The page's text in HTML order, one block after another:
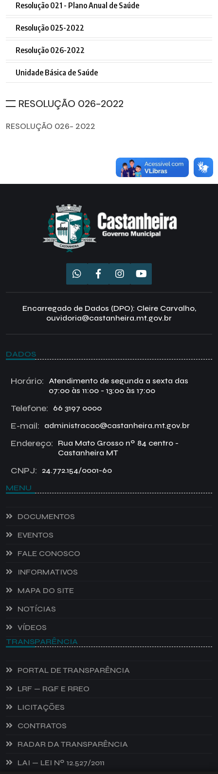
Resolução 021 - Plano Anual de Saúde
Resolução 025-2022
Resolução 026-2022
Unidade Básica de Saúde
RESOLUÇÃO 026-2022
RESOLUÇÃO 026- 2022
Encarregado de Dados (DPO): Cleire Carvalho,
ouvidoria@castanheira.mt.gov.br
DADOS
Horário:
Atendimento de segunda a sexta das
07:00 às 11:00 - 13:00 às 17:00
Telefone: 66 3197 0000
E-mail: administracao@castanheira.mt.gov.br
Endereço:
Rua Mato Grosso nº 84 centro -
Castanheira MT
CNPJ: 24.772.154/0001-60
MENU
DOCUMENTOS
EVENTOS
FALE CONOSCO
INFORMATIVOS
MAPA DO SITE
NOTÍCIAS
VÍDEOS
TRANSPARÊNCIA
PORTAL DE TRANSPARÊNCIA
LRF — RGF E RREO
LICITAÇÕES
CONTRATOS
RADAR DA TRANSPARÊNCIA
LAI — LEI Nº 12.527/2011